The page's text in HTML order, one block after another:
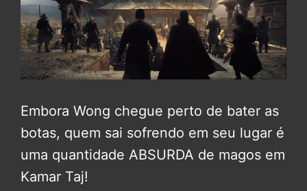
Embora Wong chegue perto de bater as
botas, quem sai sofrendo em seu lugar é
uma quantidade ABSURDA de magos em
Kamar Taj!